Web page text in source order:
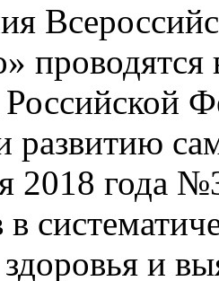
проводятся
Российской
развитию
2018 года
и